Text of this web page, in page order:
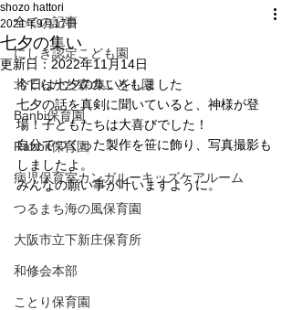
全ての記事
にしき認定こども園
北てらかた森のこども園
Banbi保育園
Rabbit保育園
病児保育室カンガルーキッズケアルーム
つるまち海の風保育園
大阪市立下新庄保育所
和修会本部
ことり保育園
七夕の集い
shozo hattori
2021年9月17日
更新日： 2022年11月14日
今日は七夕の集いをしました
七夕の話を真剣に聞いていると、神様が登
場！子どもたちは大喜びでした！
自分でつくった製作を笹に飾り、写真撮影も
しましたよ。
みんなの願い事が叶いますように。